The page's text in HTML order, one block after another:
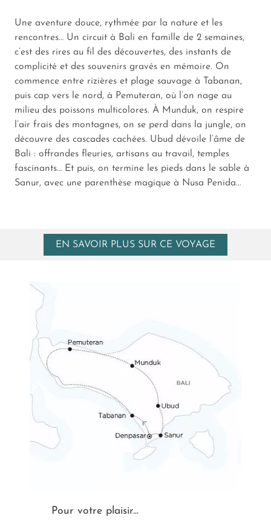
Une aventure douce, rythmée par la nature et les
rencontres… Un circuit à Bali en famille de 2 semaines,
c’est des rires au fil des découvertes, des instants de
complicité et des souvenirs gravés en mémoire. On
commence entre rizières et plage sauvage à Tabanan,
puis cap vers le nord, à Pemuteran, où l’on nage au
milieu des poissons multicolores. À Munduk, on respire
l’air frais des montagnes, on se perd dans la jungle, on
découvre des cascades cachées. Ubud dévoile l’âme de
Bali : offrandes fleuries, artisans au travail, temples
fascinants… Et puis, on termine les pieds dans le sable à
Sanur, avec une parenthèse magique à Nusa Penida...
EN SAVOIR PLUS SUR CE VOYAGE
Pour votre plaisir...